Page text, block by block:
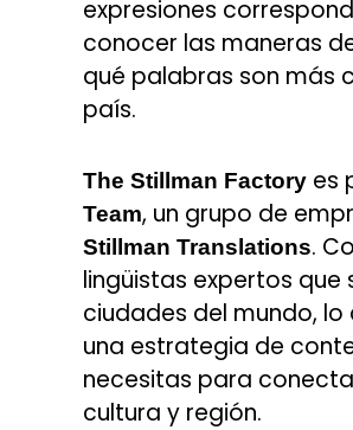
expresiones
conocer las maneras
qué palabras son más
país.
The Stillman Factory es
Team, un grupo de
Stillman Translations.
lingüistas expertos que
ciudades del mundo,
una estrategia de
necesitas para
cultura y región.